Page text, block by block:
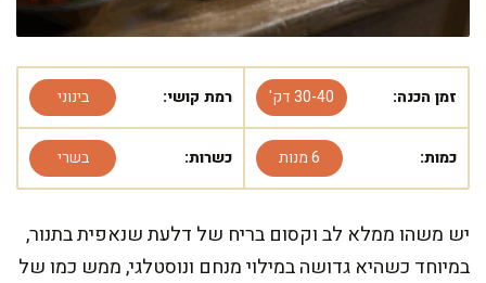
זמן הכנה: 30-40 דק' רמת קושי: בינוני
כמות: 6 מנות כשרות: בשרי
יש משהו ממלא לב וקסום בריח של דלעת שנאפית בתנור,
במיוחד כשהיא גדושה במילוי מנחם ונוסטלגי, ממש כמו של